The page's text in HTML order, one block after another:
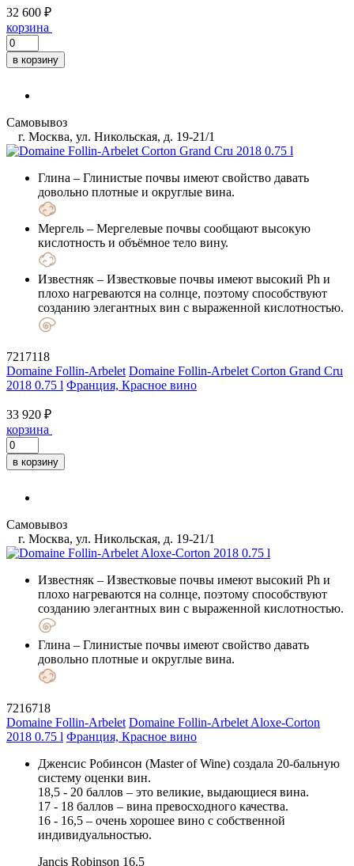
32 600 ₽
корзина
в корзину
Самовывоз
г. Москва, ул. Никольская, д. 19-21/1
Глина – Глинистые почвы имеют свойство давать
довольно плотные и округлые вина.
Мергель – Мергелевые почвы сообщают высокую
кислотность и объёмное тело вину.
Известняк – Известковые почвы имеют высокий Ph и
плохо нагреваются на солнце, поэтому способствуют
созданию элегантных вин с выраженной кислотностью.
7217118
Domaine Follin-Arbelet Domaine Follin-Arbelet Corton Grand Cru
2018 0.75 l Франция, Красное вино
33 920 ₽
корзина
в корзину
Самовывоз
г. Москва, ул. Никольская, д. 19-21/1
Известняк – Известковые почвы имеют высокий Ph и
плохо нагреваются на солнце, поэтому способствуют
созданию элегантных вин с выраженной кислотностью.
Глина – Глинистые почвы имеют свойство давать
довольно плотные и округлые вина.
7216718
Domaine Follin-Arbelet Domaine Follin-Arbelet Aloxe-Corton
2018 0.75 l Франция, Красное вино
Дженсис Робинсон (Master of Wine) создала 20-бальную
систему оценки вин.
18,5 - 20 баллов – это великие, выдающиеся вина.
17 - 18 баллов – вина превосходного качества.
16 - 16,5 – очень хорошее вино с собственной
индивидуальностью.
Jancis Robinson 16.5